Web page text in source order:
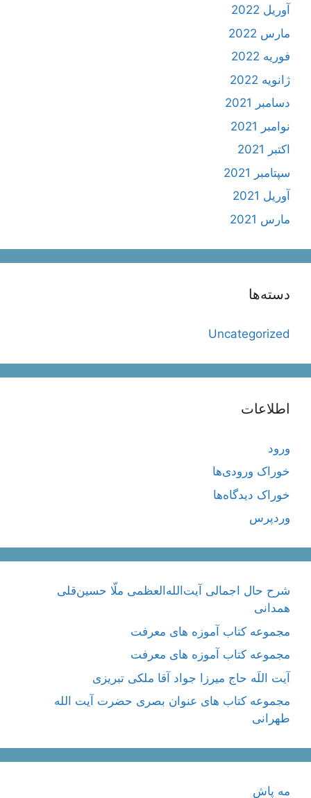
آوریل 2022
مارس 2022
فوریه 2022
ژانویه 2022
دسامبر 2021
نوامبر 2021
اکتبر 2021
سپتامبر 2021
آوریل 2021
مارس 2021
دسته‌ها
Uncategorized
اطلاعات
ورود
خوراک ورودی‌ها
خوراک دیدگاه‌ها
وردپرس
شرح حال اجمالی آیت‌الله‌العظمی ملّا حسین‌قلی
همدانی
مجموعه کتاب آموزه های معرفت
مجموعه کتاب آموزه های معرفت
آیت اللَه حاج میرزا جواد آقا ملکی تبریزی
مجموعه کتاب های عنوان بصری حضرت آیت الله
طهرانی
مه پاش